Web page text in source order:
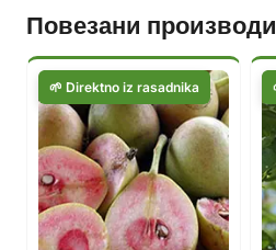
Повезани производи